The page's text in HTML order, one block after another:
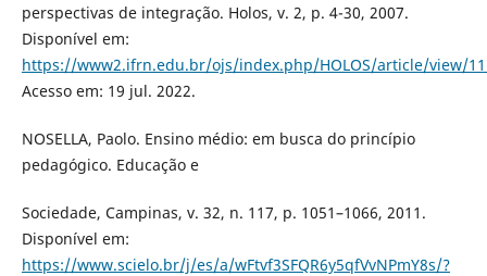
perspectivas de integração. Holos, v. 2, p. 4-30, 2007.
Disponível em:
https://www2.ifrn.edu.br/ojs/index.php/HOLOS/article/view/
Acesso em: 19 jul. 2022.
NOSELLA, Paolo. Ensino médio: em busca do princípio
pedagógico. Educação e
Sociedade, Campinas, v. 32, n. 117, p. 1051–1066, 2011.
Disponível em:
https://www.scielo.br/j/es/a/wFtvf3SFQR6y5qfVvNPmY8s/?